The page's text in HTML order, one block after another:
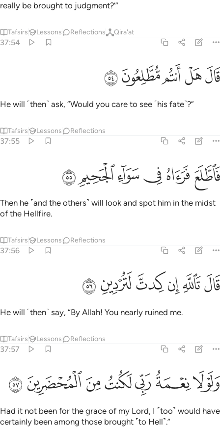
really be brought to judgment?’”
Tafsirs Lessons Reflections Qira'at
37:54
قال هل انتم مطلعون ٥٤
قَالَ هَلْ أَنتُم مُّطَّلِعُونَ ٥٤
ﱎﱏﱐﱑﱒ
He will ˹then˺ ask, “Would you care to see ˹his fate˺?”
Tafsirs Lessons Reflections
37:55
فاطلع فراه في سواء الجحيم ٥٥
فَٱطَّلَعَ فَرَءَاهُ فِى سَوَآءِ ٱلْجَحِيمِ ٥٥
ﱓﱔﱕﱖﱗﱘ
Then he ˹and the others˺ will look and spot him in the midst
of the Hellfire.
Tafsirs Lessons Reflections
37:56
قال تالله ان كدت لتردين ٥٦
قَالَ تَٱللَّهِ إِن كِدتَّ لَتُرْدِينِ ٥٦
ﱙﱚﱛﱜﱝﱞ
He will ˹then˺ say, “By Allah! You nearly ruined me.
Tafsirs Lessons Reflections
37:57
ولولا نعمة ربي لكنت من المحضرين ٥٧
وَلَوْلَا نِعْمَةُ رَبِّى لَكُنتُ مِنَ ٱلْمُحْضَرِينَ ٥٧
ﱟﱠﱡﱢﱣﱤﱥ
Had it not been for the grace of my Lord, I ˹too˺ would have
certainly been among those brought ˹to Hell˺.”